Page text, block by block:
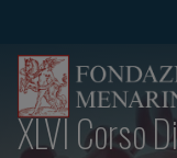
XLVI Corso